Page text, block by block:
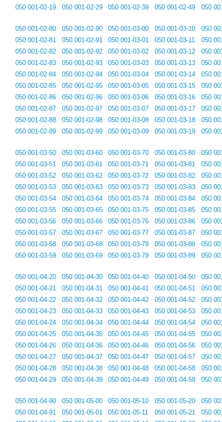
050 001-02-19
050 001-02-29
050 001-02-39
050 001-02-49
050
050 001-02-80
050 001-02-81
050 001-02-82
050 001-02-83
050 001-02-84
050 001-02-85
050 001-02-86
050 001-02-87
050 001-02-88
050 001-02-89
050 001-02-90
050 001-02-91
050 001-02-92
050 001-02-93
050 001-02-94
050 001-02-95
050 001-02-96
050 001-02-97
050 001-02-98
050 001-02-99
050 001-03-00
050 001-03-01
050 001-03-02
050 001-03-03
050 001-03-04
050 001-03-05
050 001-03-06
050 001-03-07
050 001-03-08
050 001-03-09
050 001-03-10
050 001-03-11
050 001-03-12
050 001-03-13
050 001-03-14
050 001-03-15
050 001-03-16
050 001-03-17
050 001-03-18
050 001-03-19
050
050
050
050
050
050
050
050
050
050
050 001-03-50
050 001-03-51
050 001-03-52
050 001-03-53
050 001-03-54
050 001-03-55
050 001-03-56
050 001-03-57
050 001-03-58
050 001-03-59
050 001-03-60
050 001-03-61
050 001-03-62
050 001-03-63
050 001-03-64
050 001-03-65
050 001-03-66
050 001-03-67
050 001-03-68
050 001-03-69
050 001-03-70
050 001-03-71
050 001-03-72
050 001-03-73
050 001-03-74
050 001-03-75
050 001-03-76
050 001-03-77
050 001-03-78
050 001-03-79
050 001-03-80
050 001-03-81
050 001-03-82
050 001-03-83
050 001-03-84
050 001-03-85
050 001-03-86
050 001-03-87
050 001-03-88
050 001-03-89
050
050
050
050
050
050
050
050
050
050
050 001-04-20
050 001-04-21
050 001-04-22
050 001-04-23
050 001-04-24
050 001-04-25
050 001-04-26
050 001-04-27
050 001-04-28
050 001-04-29
050 001-04-30
050 001-04-31
050 001-04-32
050 001-04-33
050 001-04-34
050 001-04-35
050 001-04-36
050 001-04-37
050 001-04-38
050 001-04-39
050 001-04-40
050 001-04-41
050 001-04-42
050 001-04-43
050 001-04-44
050 001-04-45
050 001-04-46
050 001-04-47
050 001-04-48
050 001-04-49
050 001-04-50
050 001-04-51
050 001-04-52
050 001-04-53
050 001-04-54
050 001-04-55
050 001-04-56
050 001-04-57
050 001-04-58
050 001-04-59
050
050
050
050
050
050
050
050
050
050
050 001-04-90
050 001-04-91
050 001-05-00
050 001-05-01
050 001-05-10
050 001-05-11
050 001-05-20
050 001-05-21
050
050